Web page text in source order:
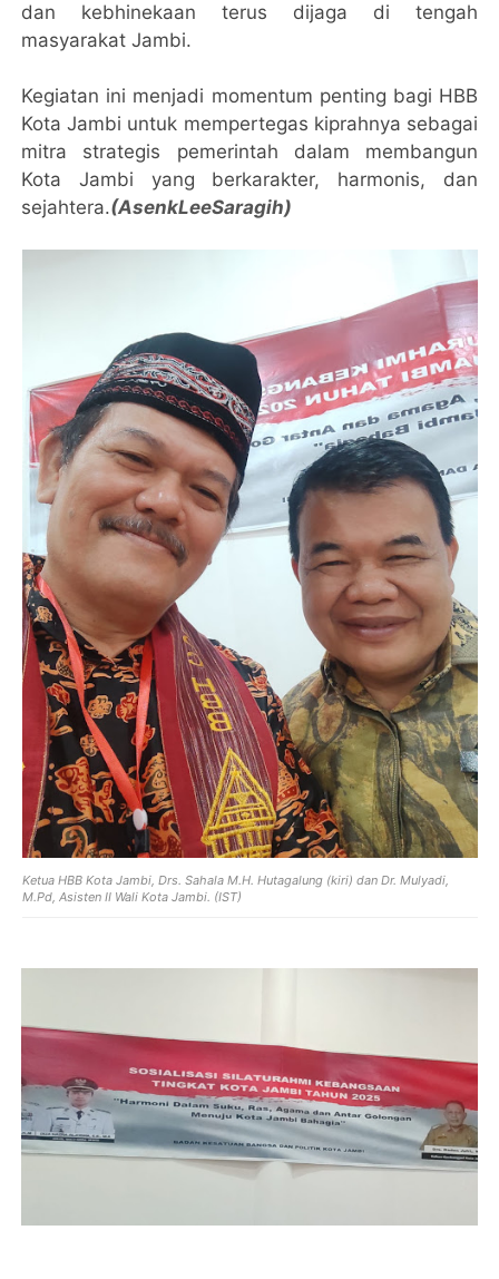
dan kebhinekaan terus dijaga di tengah
masyarakat Jambi.
Kegiatan ini menjadi momentum penting bagi HBB
Kota Jambi untuk mempertegas kiprahnya sebagai
mitra strategis pemerintah dalam membangun
Kota Jambi yang berkarakter, harmonis, dan
sejahtera.(AsenkLeeSaragih)
Ketua HBB Kota Jambi, Drs. Sahala M.H. Hutagalung (kiri) dan Dr. Mulyadi,
M.Pd, Asisten II Wali Kota Jambi. (IST)